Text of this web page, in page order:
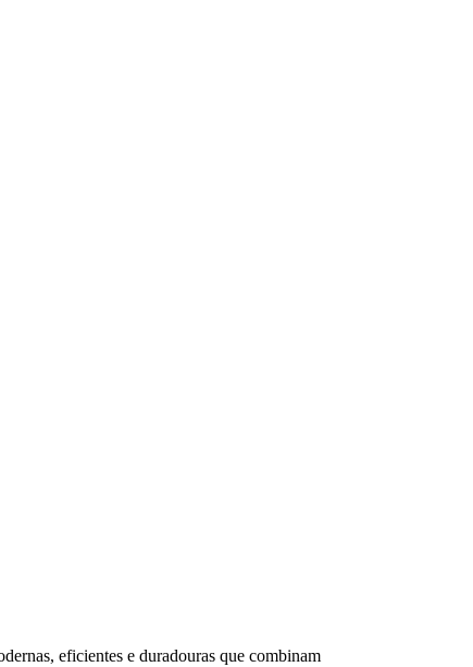
eficientes e duradouras que combinam